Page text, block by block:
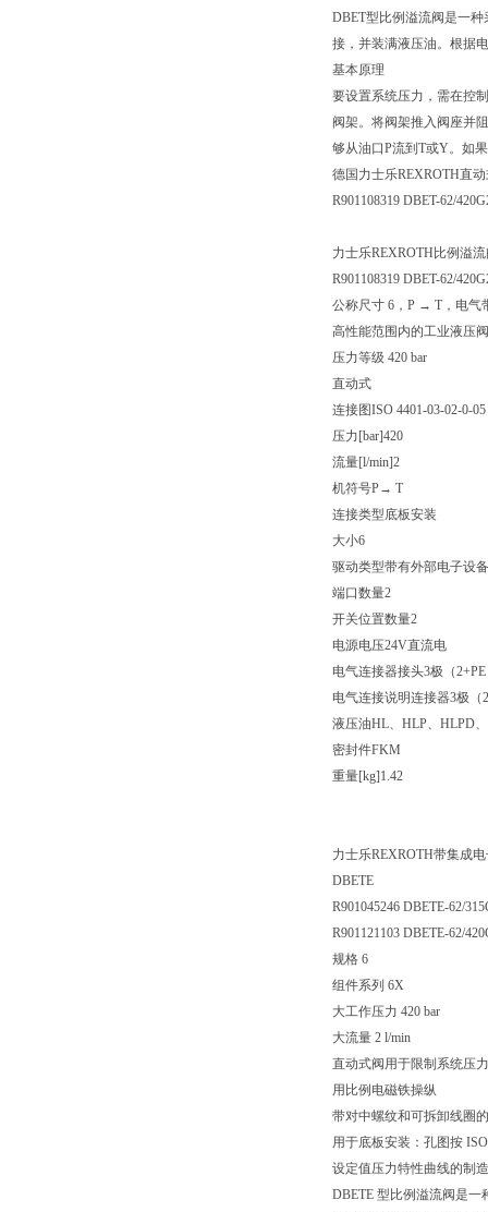
DBET型比例溢流阀是一
接，并装满液压油。根据
基本原理
要设置系统压力，需在控
阀架。将阀架推入阀座并
够从油口P流到T或Y。如
德国力士乐REXROTH直
R901108319 DBET-62/
力士乐REXROTH比例溢
R901108319 DBET-62/
公称尺寸 6，P → T，电气
高性能范围内的工业液压
压力等级 420 bar
直动式
连接图ISO 4401-03-02-0-05
压力[bar]420
流量[l/min]2
机符号P→ T
连接类型底板安装
大小6
驱动类型带有外部电子设
端口数量2
开关位置数量2
电源电压24V直流电
电气连接器接头3极（
电气连接说明连接器3极（
液压油HL、HLP、HLPD
密封件FKM
重量[kg]1.42
力士乐REXROTH带集成
DBETE
R901045246 DBETE-62/
R901121103 DBETE-62/
规格 6
组件系列 6X
大工作压力 420 bar
大流量 2 l/min
直动式阀用于限制系统压力
用比例电磁铁操纵
带对中螺纹和可拆卸线圈
用于底板安装：孔图按
设定值压力特性曲线的制
DBETE 型比例溢流阀是